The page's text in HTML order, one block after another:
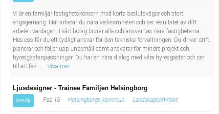
Vi är en familjär fastighetskoncern med korta beslutsvägar och stort
engagemang. Här arbetar du nära verksamheten och ser resultatet av ditt
arbete i vardagen. I vårt bolag bidrar alla och ansvar tas nära fastigheterna.
Hos oss får du ett tydligt ansvar för den tekniska förvaltningen. Du driver drift,
planerar och följer upp underhåll samt ansvarar för mindre projekt och
hyresgästanpassningar. Du har en nära dialog med våra hyresgäster och ser
till att fas...
Visa mer
Ljusdesigner - Trainee Familjen Helsingborg
Ansök Feb 15 Helsingborgs kommun Landskapsarkitekt